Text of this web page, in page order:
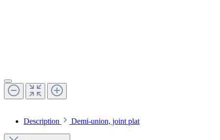
Description Demi-union, joint plat